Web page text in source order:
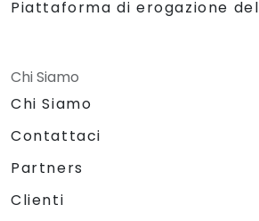
Piattaforma di erogazione
Chi Siamo
Chi Siamo
Contattaci
Partners
Clienti